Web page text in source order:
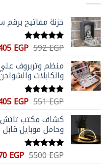
خزنة مفاتيح
تم التقييم
592EGP السعر
هو:
592 EGP.
EGP
منظم وتربروف
والكابلات
تم التقييم
551EGP السعر
هو:
551 EGP.
EGP
وحامل موبايل
تم التقييم
5500EGP السعر
EGP